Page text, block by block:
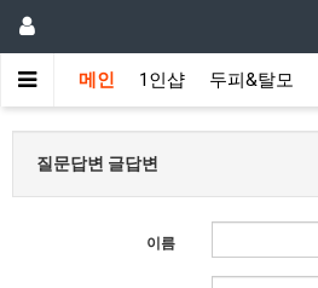
메인 1인샵 두피&탈모
질문답변 글답변
이름